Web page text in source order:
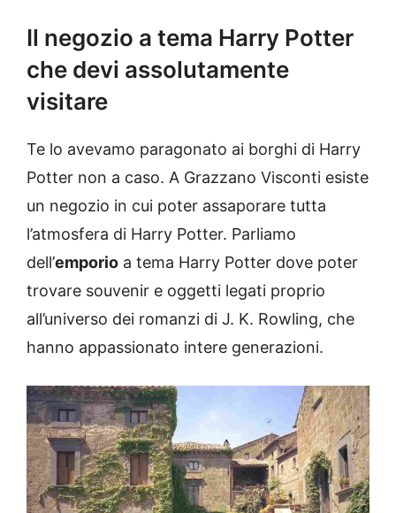
Il negozio a tema Harry Potter
che devi assolutamente
visitare
Te lo avevamo paragonato ai borghi di Harry
Potter non a caso. A Grazzano Visconti esiste
un negozio in cui poter assaporare tutta
l’atmosfera di Harry Potter. Parliamo
dell’emporio a tema Harry Potter dove poter
trovare souvenir e oggetti legati proprio
all’universo dei romanzi di J. K. Rowling, che
hanno appassionato intere generazioni.